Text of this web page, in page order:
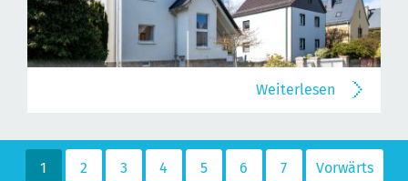
Weiterlesen
1 2 3 4 5 6 7 Vorwärts